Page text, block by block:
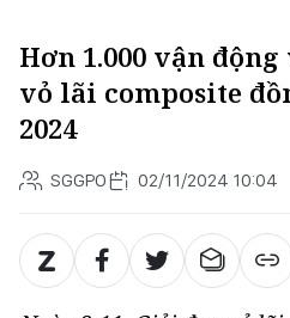
Hơn 1.000 vận
vỏ lãi composite
2024
SGGPO 02/11/2024 10:04